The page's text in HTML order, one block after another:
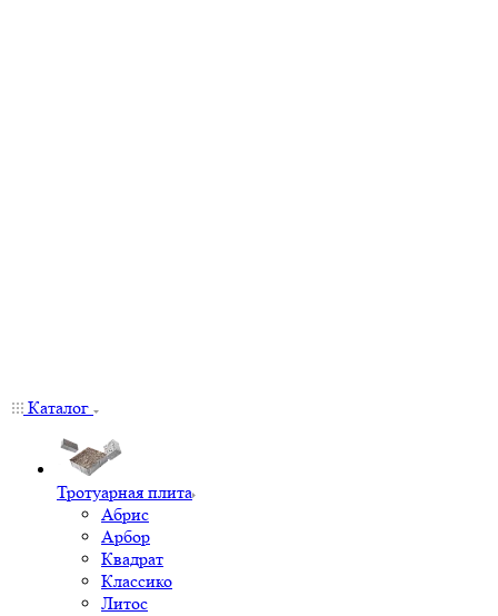
Каталог
Тротуарная плита
Абрис
Арбор
Квадрат
Классико
Литос